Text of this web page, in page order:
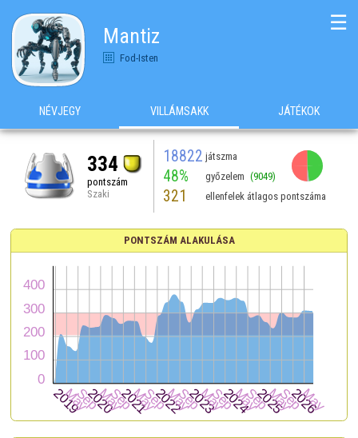
Mantiz
Fod-Isten
☰
NÉVJEGY VILLÁMSAKK JÁTÉKOK
334
pontszám
Szaki
18822 játszma
48% győzelem (9049)
321 ellenfelek átlagos pontszáma
PONTSZÁM ALAKULÁSA